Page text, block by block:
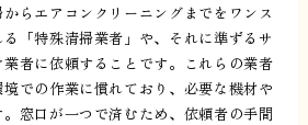
らエアコンクリーニングまでをワンス
「特殊清掃業者」や、それに準ずるサ
者に依頼することです。これらの業者
での作業に慣れており、必要な機材や
窓口が一つで済むため、依頼者の手間